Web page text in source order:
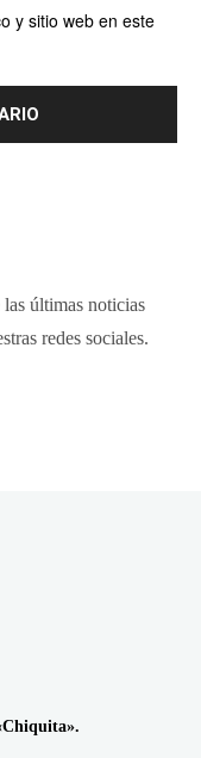
y sitio web en este
últimas noticias
redes sociales.